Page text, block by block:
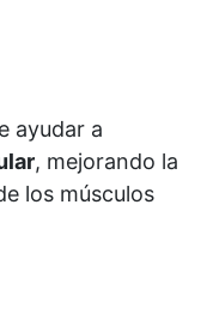
ayudar a
, mejorando la
los músculos